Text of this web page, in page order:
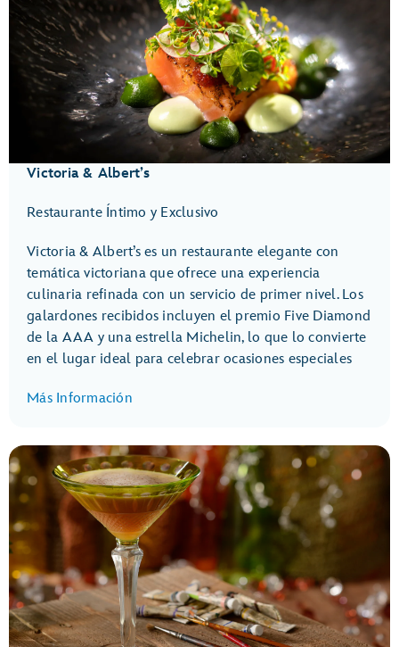
Victoria & Albert’s
Restaurante Íntimo y Exclusivo
Victoria & Albert’s es un restaurante elegante con
temática victoriana que ofrece una experiencia
culinaria refinada con un servicio de primer nivel. Los
galardones recibidos incluyen el premio Five Diamond
de la AAA y una estrella Michelin, lo que lo convierte
en el lugar ideal para celebrar ocasiones especiales
Más Información